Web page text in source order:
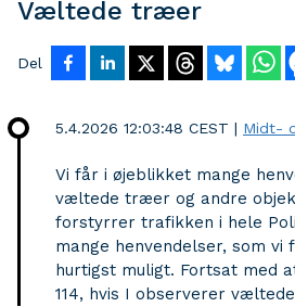
Væltede træer
Del
5.4.2026 12:03:48 CEST | Midt-
Vi får i øjeblikket mange
væltede træer og andre
forstyrrer trafikken i hele
mange henvendelser, som vi
hurtigst muligt. Fortsat med
114, hvis I observerer